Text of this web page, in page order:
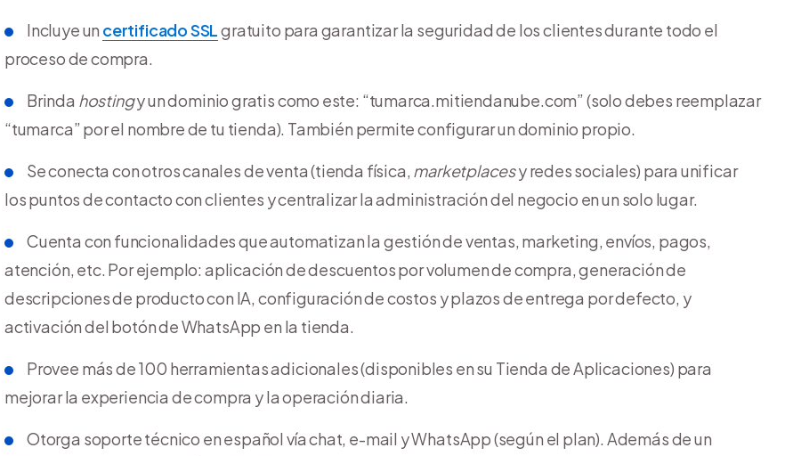
Incluye un certificado SSLgratuito para garantizar la seguridad de los clientes durante todo el
proceso de compra.
Brinda hostingy un dominio gratis como este: “tumarca.mitiendanube.com” (solo debes reemplazar
“tumarca” por el nombre de tu tienda). También permite configurar un dominio propio.
Se conecta con otros canales de venta (tienda física, marketplacesy redes sociales) para unificar
los puntos de contacto con clientes y centralizar la administración del negocio en un solo lugar.
Cuenta con funcionalidades que automatizan la gestión de ventas, marketing, envíos, pagos,
atención, etc. Por ejemplo: aplicación de descuentos por volumen de compra, generación de
descripciones de producto con IA, configuración de costos y plazos de entrega por defecto, y
activación del botón de WhatsApp en la tienda.
Provee más de 100 herramientas adicionales (disponibles en su Tienda de Aplicaciones) para
mejorar la experiencia de compra y la operación diaria.
Otorga soporte técnico en español vía chat, e-mail y WhatsApp (según el plan). Además de un